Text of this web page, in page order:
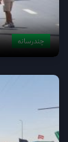
چندرسانه